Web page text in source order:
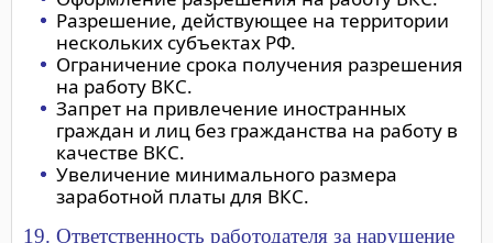
Разрешение, действующее на территории
нескольких субъектах РФ.
Ограничение срока получения разрешения
на работу ВКС.
Запрет на привлечение иностранных
граждан и лиц без гражданства на работу в
качестве ВКС.
Увеличение минимального размера
заработной платы для ВКС.
19. Ответственность работодателя за нарушение